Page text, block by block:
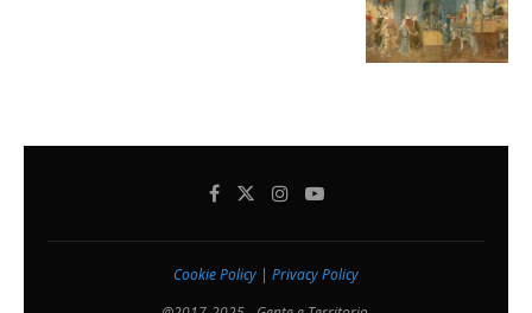
Cookie Policy | Privacy Policy